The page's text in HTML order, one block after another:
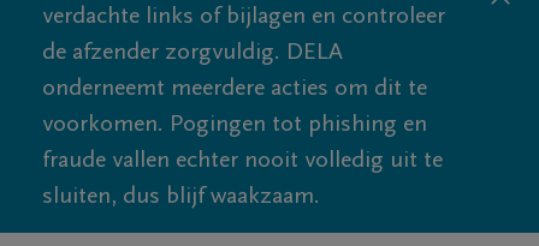
verdachte links of bijlagen en controleer
de afzender zorgvuldig. DELA
onderneemt meerdere acties om dit te
voorkomen. Pogingen tot phishing en
fraude vallen echter nooit volledig uit te
sluiten, dus blijf waakzaam.